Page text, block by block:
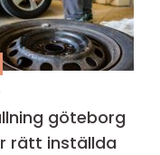
göteborg
rätt inställda